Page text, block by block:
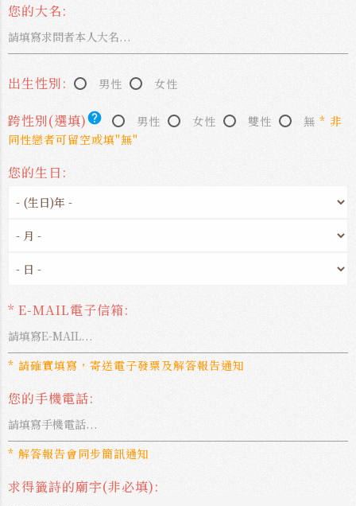
您的大名:
出生性別: 男性 女性
跨性別(選填)help 男性 女性 雙性 無 * 非
同性戀者可留空或填"無"
您的生日:
* E-MAIL電子信箱:
* 請確實填寫，寄送電子發票及解答報告通知
您的手機電話:
* 解答報告會同步簡訊通知
求得籤詩的廟宇(非必填):